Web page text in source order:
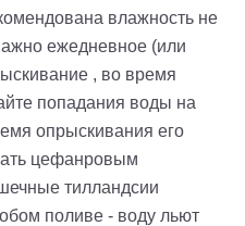
влажность не
ежедневное (или
, во время
попадания воды на
опрыскивания его
цефанровым
тилландсии
поливе - воду льют